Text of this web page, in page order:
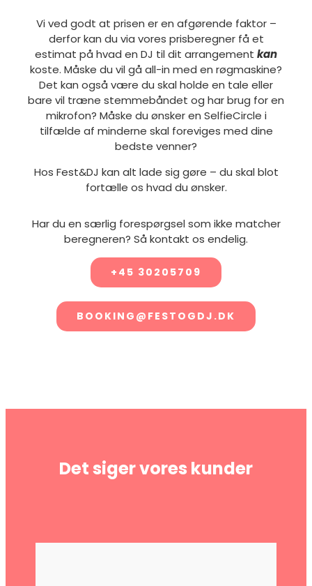
Vi ved godt at prisen er en afgørende faktor –
derfor kan du via vores prisberegner få et
estimat på hvad en DJ til dit arrangement kan
koste. Måske du vil gå all-in med en røgmaskine?
Det kan også være du skal holde en tale eller
bare vil træne stemmebåndet og har brug for en
mikrofon? Måske du ønsker en SelfieCircle i
tilfælde af minderne skal foreviges med dine
bedste venner?
Hos Fest&DJ kan alt lade sig gøre – du skal blot
fortælle os hvad du ønsker.
Har du en særlig forespørgsel som ikke matcher
beregneren? Så kontakt os endelig.
+45 30205709
BOOKING@FESTOGDJ.DK
Det siger vores kunder